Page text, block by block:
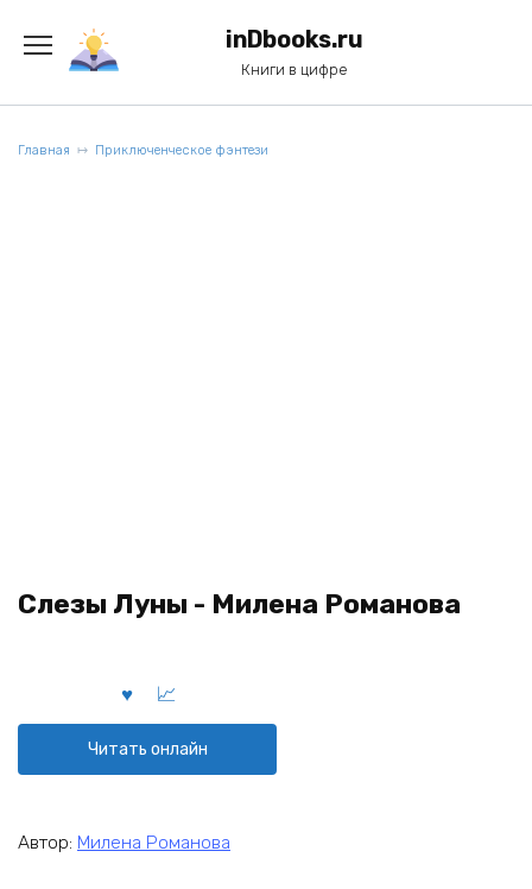
содержанию
inDbooks.ru
Книги в цифре
Главная Приключенческое фэнтези
Слезы Луны - Милена Романова
Читать онлайн
Автор: Милена Романова